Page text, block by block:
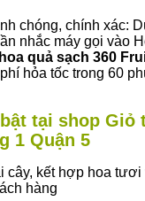
chóng, chính xác:
nhắc máy gọi vào
quả sạch 360
hỏa tốc trong 60
tại shop Giỏ
1 Quận 5
cây, kết hợp hoa tươi
hàng